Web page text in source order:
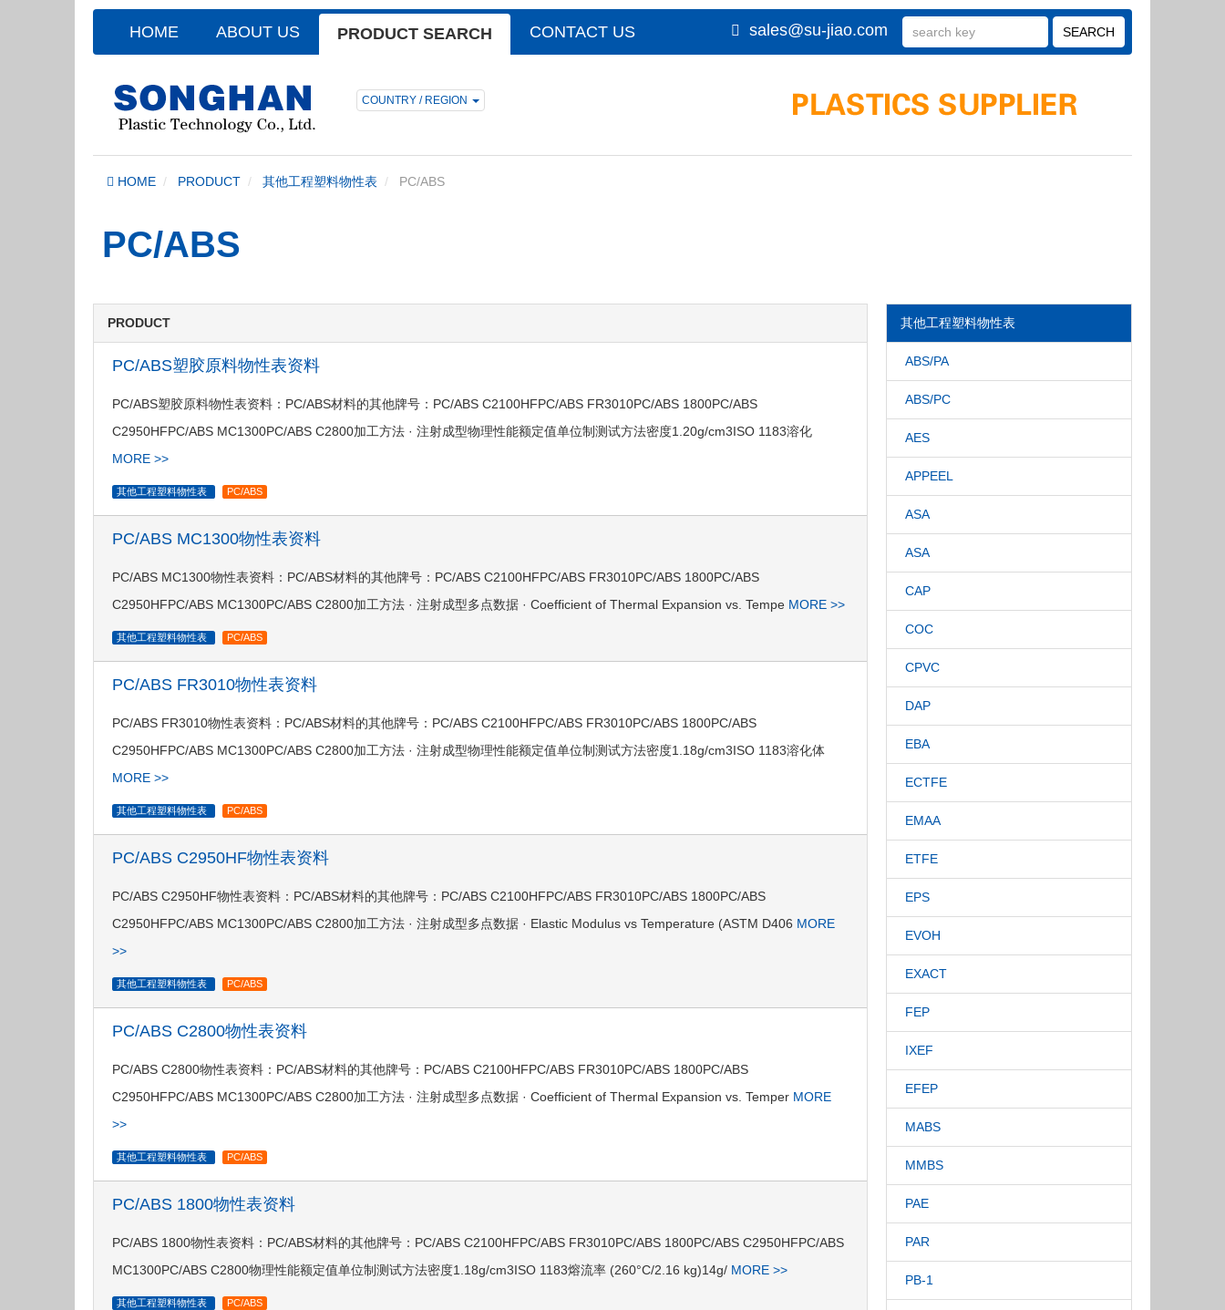
HOME ABOUT US PRODUCT SEARCH CONTACT US sales@su-jiao.com
COUNTRY / REGION
HOME PRODUCT 其他工程塑料物性表 PC/ABS
PC/ABS
PRODUCT
PC/ABS塑胶原料物性表资料
PC/ABS塑胶原料物性表资料：PC/ABS材料的其他牌号：PC/ABS C2100HFPC/ABS FR3010PC/ABS 1800PC/ABS
C2950HFPC/ABS MC1300PC/ABS C2800加工方法 · 注射成型物理性能额定值单位制测试方法密度1.20g/cm3ISO 1183溶化
MORE >>
其他工程塑料物性表 PC/ABS
PC/ABS MC1300物性表资料
PC/ABS MC1300物性表资料：PC/ABS材料的其他牌号：PC/ABS C2100HFPC/ABS FR3010PC/ABS 1800PC/ABS
C2950HFPC/ABS MC1300PC/ABS C2800加工方法 · 注射成型多点数据 · Coefficient of Thermal Expansion vs. Tempe MORE >>
其他工程塑料物性表 PC/ABS
PC/ABS FR3010物性表资料
PC/ABS FR3010物性表资料：PC/ABS材料的其他牌号：PC/ABS C2100HFPC/ABS FR3010PC/ABS 1800PC/ABS
C2950HFPC/ABS MC1300PC/ABS C2800加工方法 · 注射成型物理性能额定值单位制测试方法密度1.18g/cm3ISO 1183溶化体
MORE >>
其他工程塑料物性表 PC/ABS
PC/ABS C2950HF物性表资料
PC/ABS C2950HF物性表资料：PC/ABS材料的其他牌号：PC/ABS C2100HFPC/ABS FR3010PC/ABS 1800PC/ABS
C2950HFPC/ABS MC1300PC/ABS C2800加工方法 · 注射成型多点数据 · Elastic Modulus vs Temperature (ASTM D406 MORE
>>
其他工程塑料物性表 PC/ABS
PC/ABS C2800物性表资料
PC/ABS C2800物性表资料：PC/ABS材料的其他牌号：PC/ABS C2100HFPC/ABS FR3010PC/ABS 1800PC/ABS
C2950HFPC/ABS MC1300PC/ABS C2800加工方法 · 注射成型多点数据 · Coefficient of Thermal Expansion vs. Temper MORE
>>
其他工程塑料物性表 PC/ABS
PC/ABS 1800物性表资料
PC/ABS 1800物性表资料：PC/ABS材料的其他牌号：PC/ABS C2100HFPC/ABS FR3010PC/ABS 1800PC/ABS C2950HFPC/ABS
MC1300PC/ABS C2800物理性能额定值单位制测试方法密度1.18g/cm3ISO 1183熔流率 (260°C/2.16 kg)14g/ MORE >>
其他工程塑料物性表 PC/ABS
其他工程塑料物性表
ABS/PA
ABS/PC
AES
APPEEL
ASA
ASA
CAP
COC
CPVC
DAP
EBA
ECTFE
EMAA
ETFE
EPS
EVOH
EXACT
FEP
IXEF
EFEP
MABS
MMBS
PAE
PAR
PB-1